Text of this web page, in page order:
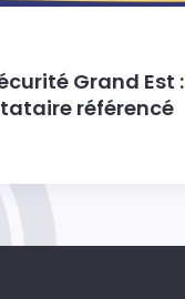
Grand Est :
référencé